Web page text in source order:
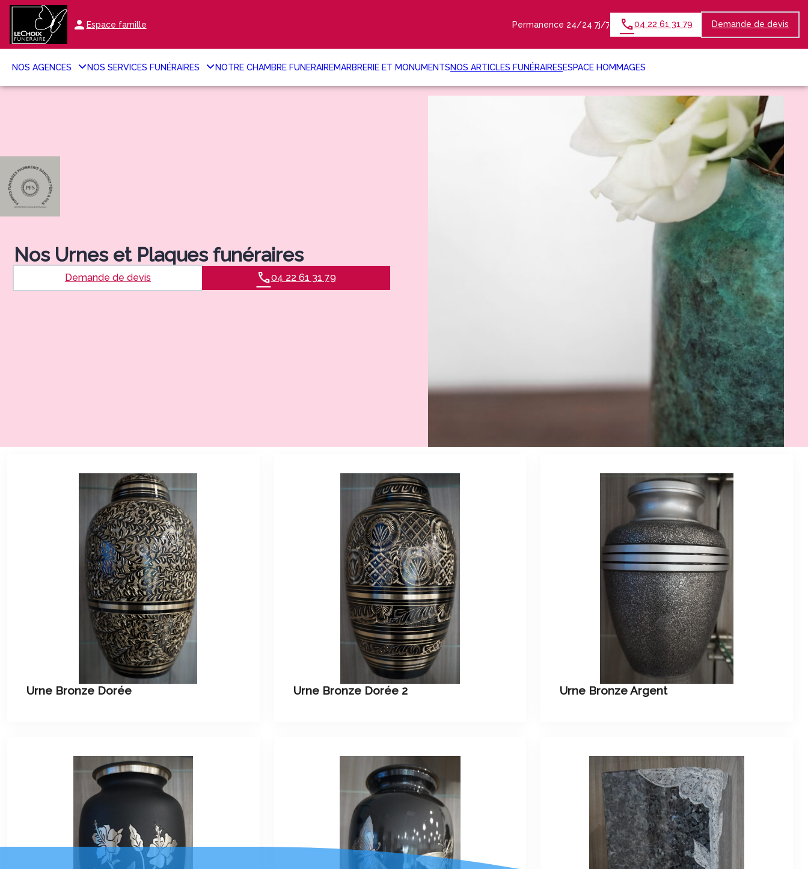
Aller
contenu
Espace famille Permanence 24/24 7j/7 04 22 61 31 79 Demande de devis
NOS AGENCES NOS SERVICES FUNÉRAIRES NOTRE CHAMBRE FUNERAIREMARBRERIE ET MONUMENTSNOS ARTICLES FUNÉRAIRESESPACE HOMMAGES
Nos Urnes et Plaques funéraires
Demande de devis 04 22 61 31 79
Urne Bronze Dorée Urne Bronze Dorée 2 Urne Bronze Argent